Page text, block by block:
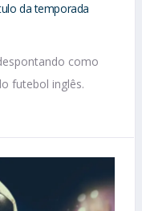
da temporada
como
futebol inglês.